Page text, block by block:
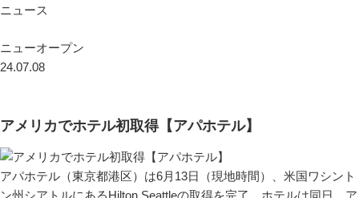
ニュース
ニューオープン
24.07.08
アメリカでホテル初取得【アパホテル】
アパホテル（東京都港区）は6月13日（現地時間）、米国ワシント
ン州シアトルにあるHilton Seattleの取得を完了。ホテルは同日、ア